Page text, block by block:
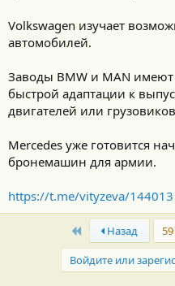
Volkswagen изучает
автомобилей.
Заводы BMW и MAN имеют
быстрой адаптации к
двигателей или
Mercedes уже готовится
бронемашин для армии.
https://t.me/vityzeva/144013
First Назад
Войдите или